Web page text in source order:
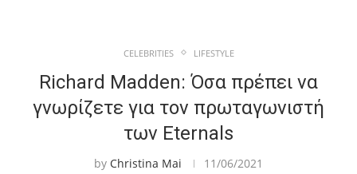
CELEBRITIES LIFESTYLE
Richard Madden: Όσα πρέπει να
γνωρίζετε για τον πρωταγωνιστή
των Eternals
by Christina Mai 11/06/2021